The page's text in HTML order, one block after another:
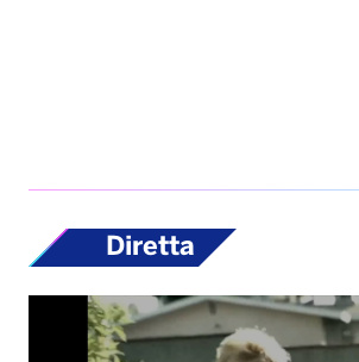
Diretta